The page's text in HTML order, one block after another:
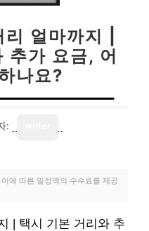
얼마까지 |
추가 요금, 어
나요?
:
에 따른 일정액의 수수료를 제공
| 택시 기본 거리와 추